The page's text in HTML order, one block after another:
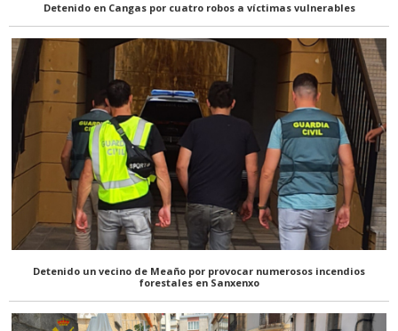
Detenido en Cangas por cuatro robos a víctimas vulnerables
Detenido un vecino de Meaño por provocar numerosos incendios
forestales en Sanxenxo